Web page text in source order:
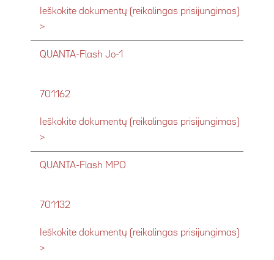
Ieškokite dokumentų (reikalingas prisijungimas)
>
QUANTA-Flash Jo-1
701162
Ieškokite dokumentų (reikalingas prisijungimas)
>
QUANTA-Flash MPO
701132
Ieškokite dokumentų (reikalingas prisijungimas)
>